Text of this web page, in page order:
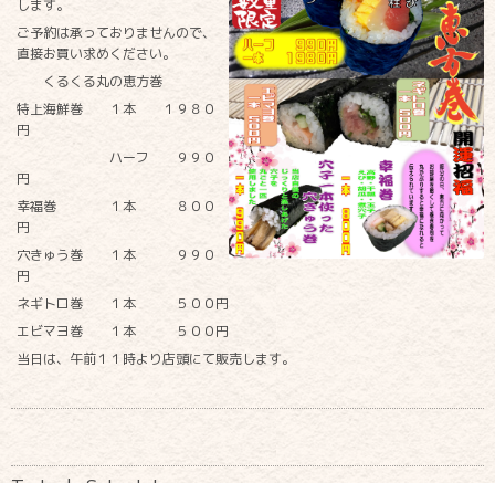
します。
ご予約は承っておりませんので、
直接お買い求めください。
くるくる丸の恵方巻
特上海鮮巻 １本 １９８０
円
ハーフ ９９０
円
幸福巻 １本 ８００
円
穴きゅう巻 １本 ９９０
円
ネギトロ巻 １本 ５００円
エビマヨ巻 １本 ５００円
当日は、午前１１時より店頭にて販売します。